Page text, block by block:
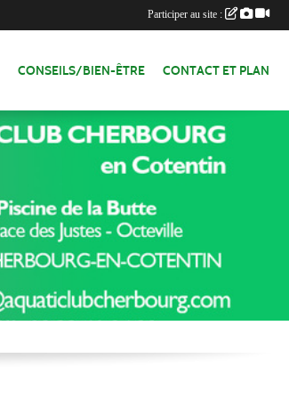
CONSEILS/BIEN-ÊTRE CONTACT ET PLAN
Participer au site :